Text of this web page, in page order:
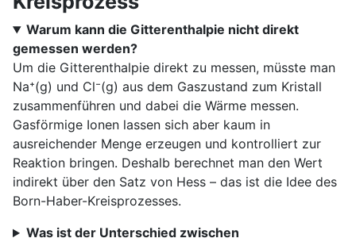
Warum kann die Gitterenthalpie nicht direkt
gemessen werden?
Um die Gitterenthalpie direkt zu messen, müsste man
Na⁺(g) und Cl⁻(g) aus dem Gaszustand zum Kristall
zusammenführen und dabei die Wärme messen.
Gasförmige Ionen lassen sich aber kaum in
ausreichender Menge erzeugen und kontrolliert zur
Reaktion bringen. Deshalb berechnet man den Wert
indirekt über den Satz von Hess – das ist die Idee des
Born-Haber-Kreisprozesses.
Was ist der Unterschied zwischen